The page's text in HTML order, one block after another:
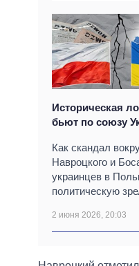
Историческая
бьют по союзу
Как скандал
Навроцкого и
украинцев в
политическую
2 июня 2026, 20:03